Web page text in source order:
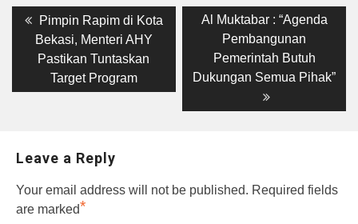
Post
navigation
Previous
post:
Pimpin Rapim di Kota
Bekasi, Menteri AHY
Pastikan Tuntaskan
Target Program
Next
post:
Al Muktabar : “Agenda
Pembangunan
Pemerintah Butuh
Dukungan Semua Pihak”
Leave a Reply
Your email address will not be published. Required fields
are marked*